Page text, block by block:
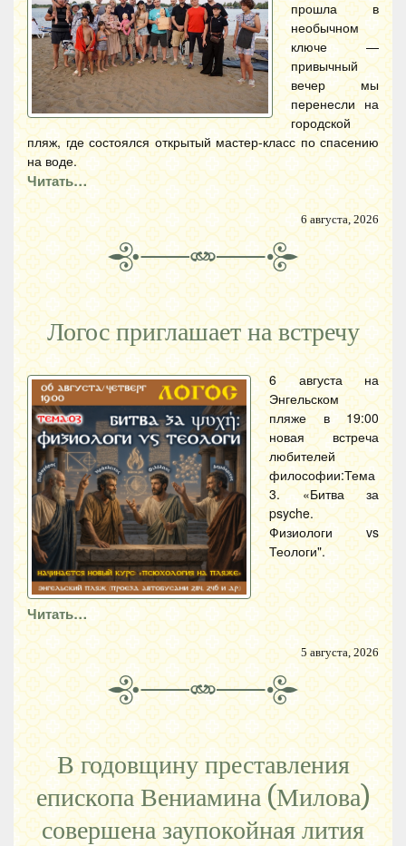
прошла в
необычном
ключе —
привычный
вечер мы
перенесли на
городской
пляж, где состоялся открытый мастер-класс по спасению
на воде.
Читать…
6 августа, 2026
Логос приглашает на встречу
6 августа на
Энгельском
пляже в 19:00
новая встреча
любителей
философии:Тема
3. «Битва за
psyche.
Физиологи vs
Теологи".
Читать…
5 августа, 2026
В годовщину преставления
епископа Вениамина (Милова)
совершена заупокойная лития